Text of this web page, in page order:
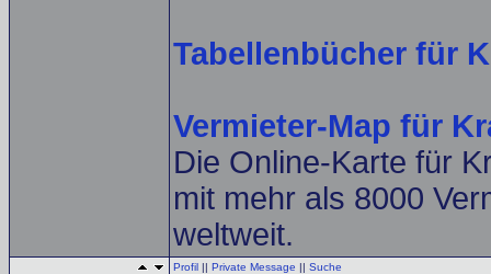
Tabellenbücher für
Vermieter-Map für
Die Online-Karte für
mit mehr als 8000
weltweit.
Profil || Private Message || Suche